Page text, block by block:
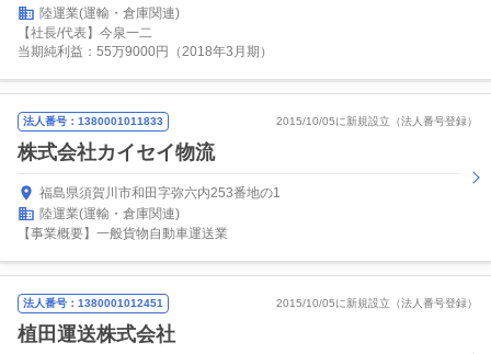
陸運業(運輸・倉庫関連)
【社長/代表】今泉一二
当期純利益：55万9000円（2018年3月期）
法人番号：1380001011833 2015/10/05に新規設立（法人番号登録）
株式会社カイセイ物流
福島県須賀川市和田字弥六内253番地の1
陸運業(運輸・倉庫関連)
【事業概要】一般貨物自動車運送業
法人番号：1380001012451 2015/10/05に新規設立（法人番号登録）
植田運送株式会社